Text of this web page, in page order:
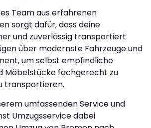
Team aus erfahrenen
sorgt dafür, dass deine
und zuverlässig transportiert
über modernste Fahrzeuge und
um selbst empfindliche
Möbelstücke fachgerecht zu
transportieren.
umfassenden Service und
Umzugsservice dabei